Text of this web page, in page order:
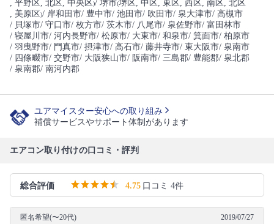
, 平野区 , 北区 , 中央区)/ 堺市(堺区 , 中区 , 東区 , 西区 , 南区 , 北区
, 美原区)/ 岸和田市/ 豊中市/ 池田市/ 吹田市/ 泉大津市/ 高槻市
/ 貝塚市/ 守口市/ 枚方市/ 茨木市/ 八尾市/ 泉佐野市/ 富田林市
/ 寝屋川市/ 河内長野市/ 松原市/ 大東市/ 和泉市/ 箕面市/ 柏原市
/ 羽曳野市/ 門真市/ 摂津市/ 高石市/ 藤井寺市/ 東大阪市/ 泉南市
/ 四條畷市/ 交野市/ 大阪狭山市/ 阪南市/ 三島郡/ 豊能郡/ 泉北郡
/ 泉南郡/ 南河内郡
ユアマイスター安心への取り組み
補償サービスやサポート体制があります
エアコン取り付けの口コミ・評判
総合評価 4.75 口コミ 4件
匿名希望(〜20代) 2019/07/27